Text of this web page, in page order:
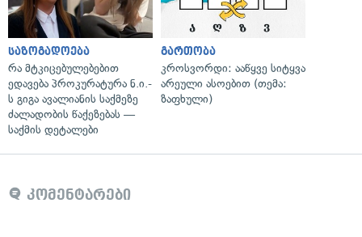
საზოგადოება
რა მტკიცებულებებით
ედავება პროკურატურა ნ.ი.-
ს გიგა ავალიანის საქმეზე
ძალადობის წაქეზებას —
საქმის დეტალები
გართობა
კროსვორდი: ააწყვე სიტყვა
არეული ასოებით (თემა:
ზაფხული)
კომენტარები